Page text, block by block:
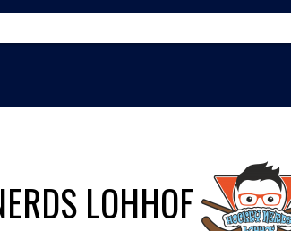
LOHHOF